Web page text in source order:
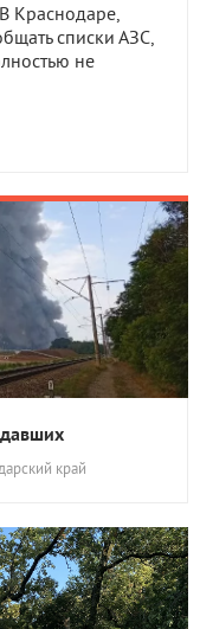
Краснодаре,
списки АЗС,
не
край